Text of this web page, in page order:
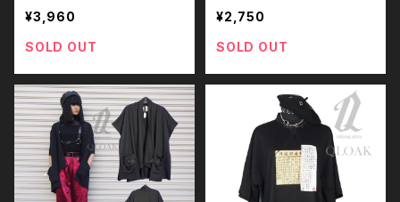
クス モノトーン ブラックコ
ーデ 黒コーデ モード 系 ゴ
ス ゴシック パンク ロック
Honey 原宿 個性的
¥3,960
SOLD OUT
04_wh 中華 ユニセックス
パンク ロック Ｖ 系 原宿 個
性的 drughoney ドラッグ
¥2,750
SOLD OUT